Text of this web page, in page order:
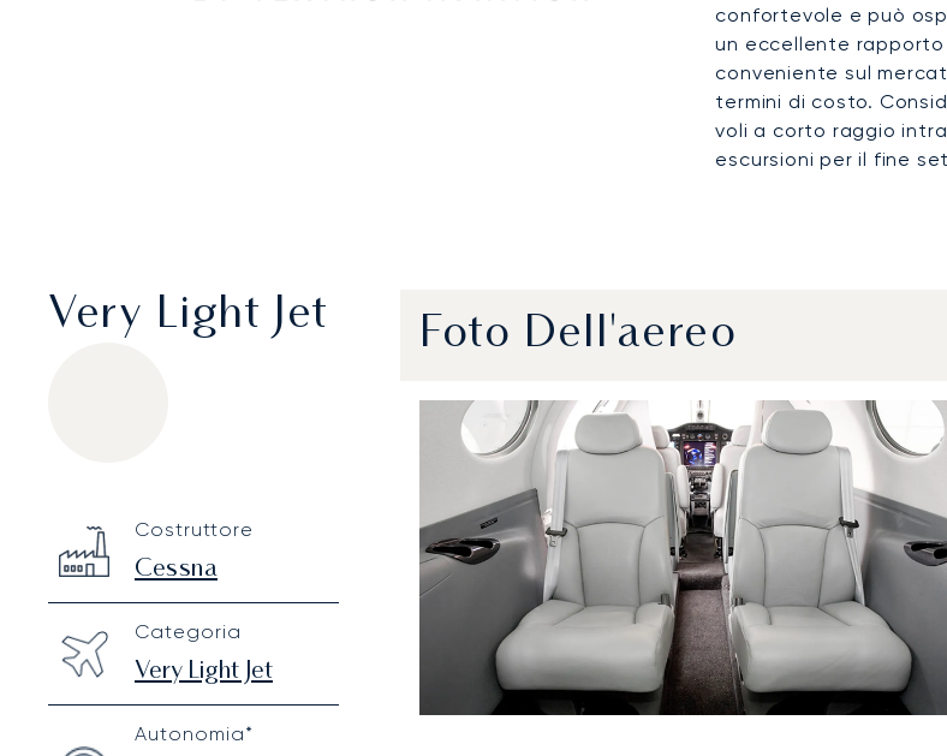
confortevole e può
un eccellente
conveniente sul
termini di costo.
voli a corto raggio
escursioni per il fine
Very Light Jet
Technical specifications
Costruttore
Cessna
Categoria
Very Light Jet
Autonomia*
Foto Dell'aereo